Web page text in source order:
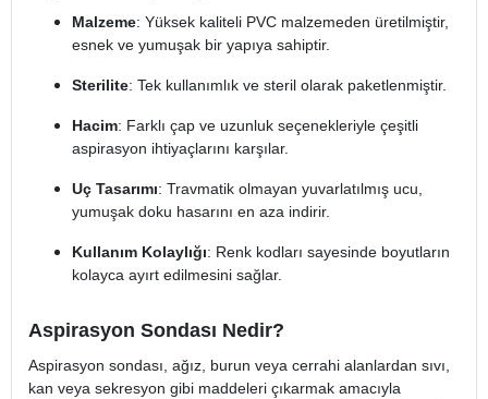
Malzeme: Yüksek kaliteli PVC malzemeden üretilmiştir,
esnek ve yumuşak bir yapıya sahiptir.
Sterilite: Tek kullanımlık ve steril olarak paketlenmiştir.
Hacim: Farklı çap ve uzunluk seçenekleriyle çeşitli
aspirasyon ihtiyaçlarını karşılar.
Uç Tasarımı: Travmatik olmayan yuvarlatılmış ucu,
yumuşak doku hasarını en aza indirir.
Kullanım Kolaylığı: Renk kodları sayesinde boyutların
kolayca ayırt edilmesini sağlar.
Aspirasyon Sondası Nedir?
Aspirasyon sondası, ağız, burun veya cerrahi alanlardan sıvı,
kan veya sekresyon gibi maddeleri çıkarmak amacıyla